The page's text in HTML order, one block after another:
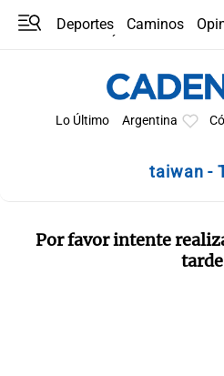
Deportes Caminos
Lo Último Argentina
taiwan -
Por favor intente